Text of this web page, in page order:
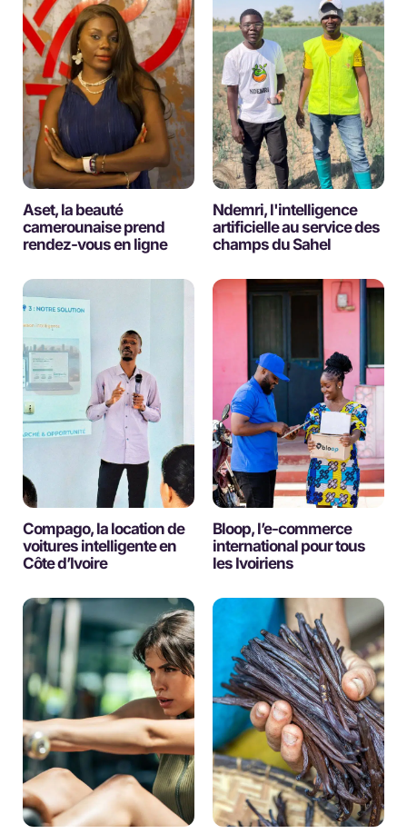
Aset, la beauté
camerounaise prend
rendez-vous en ligne
Ndemri, l'intelligence
artificielle au service des
champs du Sahel
Compago, la location de
voitures intelligente en
Côte d’Ivoire
Bloop, l’e-commerce
international pour tous
les Ivoiriens